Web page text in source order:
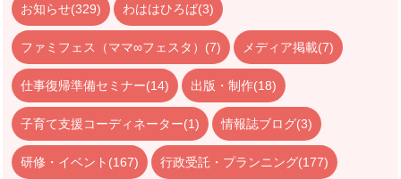
お知らせ(329) わははひろば(3)
ファミフェス（ママ∞フェスタ）(7) メディア掲載(7)
仕事復帰準備セミナー(14) 出版・制作(18)
子育て支援コーディネーター(1) 情報誌ブログ(3)
研修・イベント(167) 行政受託・プランニング(177)